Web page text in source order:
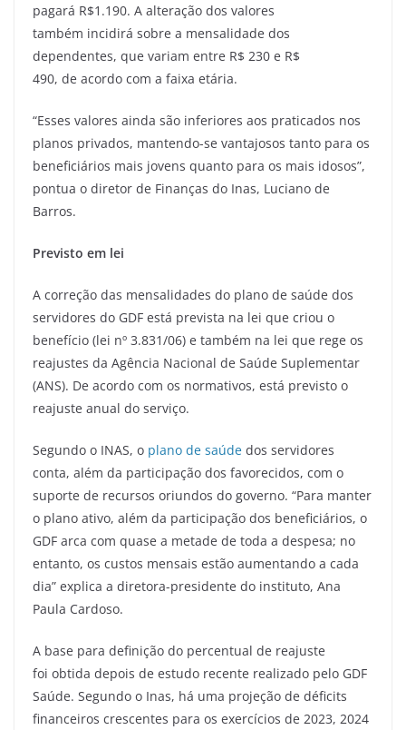
pagará R$1.190. A alteração dos valores
também incidirá sobre a mensalidade dos
dependentes, que variam entre R$ 230 e R$
490, de acordo com a faixa etária.
“Esses valores ainda são inferiores aos praticados nos
planos privados, mantendo-se vantajosos tanto para os
beneficiários mais jovens quanto para os mais idosos”,
pontua o diretor de Finanças do Inas, Luciano de
Barros.
Previsto em lei
A correção das mensalidades do plano de saúde dos
servidores do GDF está prevista na lei que criou o
benefício (lei nº 3.831/06) e também na lei que rege os
reajustes da Agência Nacional de Saúde Suplementar
(ANS). De acordo com os normativos, está previsto o
reajuste anual do serviço.
Segundo o INAS, o plano de saúde dos servidores
conta, além da participação dos favorecidos, com o
suporte de recursos oriundos do governo. “Para manter
o plano ativo, além da participação dos beneficiários, o
GDF arca com quase a metade de toda a despesa; no
entanto, os custos mensais estão aumentando a cada
dia” explica a diretora-presidente do instituto, Ana
Paula Cardoso.
A base para definição do percentual de reajuste
foi obtida depois de estudo recente realizado pelo GDF
Saúde. Segundo o Inas, há uma projeção de déficits
financeiros crescentes para os exercícios de 2023, 2024